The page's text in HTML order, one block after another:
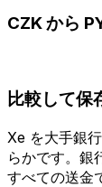
CZK から
比較して保
Xe を大手銀
らかです。銀
すべての送金